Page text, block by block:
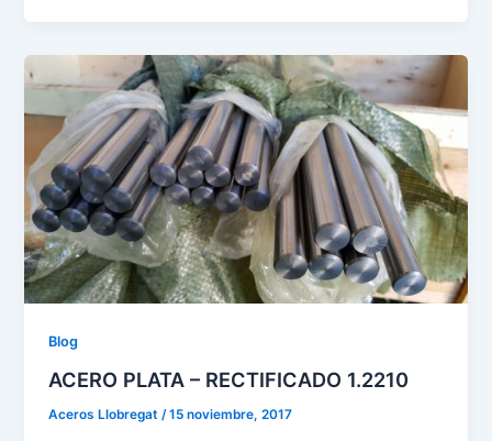
Blog
ACERO PLATA – RECTIFICADO 1.2210
Aceros Llobregat/15 noviembre, 2017